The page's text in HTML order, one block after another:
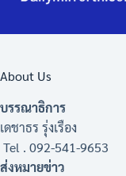
About Us
บรรณาธิการ
เดชาธร รุ่งเรือง
Tel . 092-541-9653
ส่งหมายข่าว